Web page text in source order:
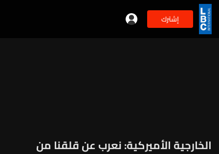
إشترك
الخارجية الأميركية: نعرب عن قلقنا من